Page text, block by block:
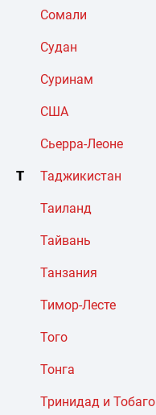
Сомали
Судан
Суринам
США
Сьерра-Леоне
Т Таджикистан
Таиланд
Тайвань
Танзания
Тимор-Лесте
Того
Тонга
Тринидад и Тобаго